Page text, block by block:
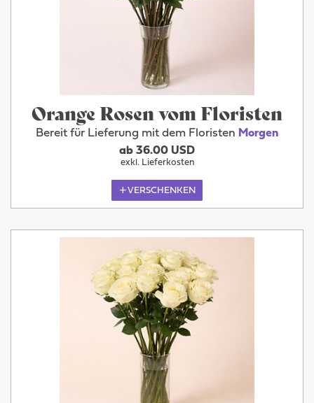
Orange Rosen vom Floristen
Bereit für Lieferung mit dem Floristen Morgen
ab 36.00 USD
exkl. Lieferkosten
VERSCHENKEN